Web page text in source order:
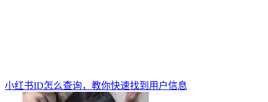
小红书ID怎么查询，教你快速找到用户信息